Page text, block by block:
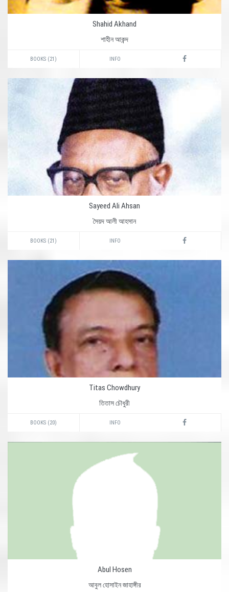
Shahid Akhand
শাহীন আকন্দ
BOOKS (21) INFO
Sayeed Ali Ahsan
সৈয়দ আলী আহসান
BOOKS (21) INFO
Titas Chowdhury
তিতাস চৌধুরী
BOOKS (20) INFO
Abul Hosen
আবুল হোসাইন জাহাঙ্গীর